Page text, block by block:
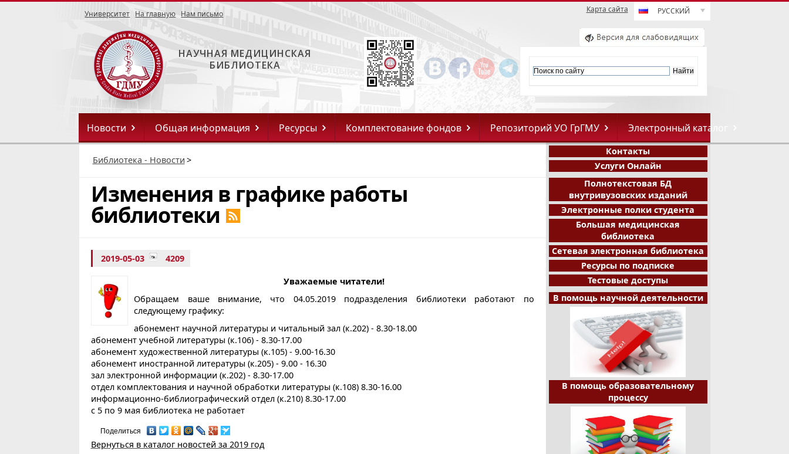
Карта сайта РУССКИЙ
Университет На главную Нам письмо
НАУЧНАЯ МЕДИЦИНСКАЯ
БИБЛИОТЕКА
Новости Общая информация Ресурсы Комплектование фондов Репозиторий УО ГрГМУ Электронный каталог
Библиотека - Новости >
Изменения в графике работы
библиотеки
2019-05-03 4209
Уважаемые читатели!
Обращаем ваше внимание, что 04.05.2019 подразделения библиотеки работают по
следующему графику:
абонемент научной литературы и читальный зал (к.202) - 8.30-18.00
абонемент учебной литературы (к.106) - 8.30-17.00
абонемент художественной литературы (к.105) - 9.00-16.30
абонемент иностранной литературы (к.205) - 9.00 - 16.30
зал электронной информации (к.202) - 8.30-17.00
отдел комплектования и научной обработки литературы (к.108) 8.30-16.00
информационно-библиографический отдел (к.210) 8.30-17.00
с 5 по 9 мая библиотека не работает
Поделиться
Вернуться в каталог новостей за 2019 год
Контакты
Услуги Онлайн
Полнотекстовая БД
внутривузовских изданий
Электронные полки студента
Большая медицинская
библиотека
Сетевая электронная библиотека
Ресурсы по подписке
Тестовые доступы
В помощь научной деятельности
В помощь образовательному
процессу